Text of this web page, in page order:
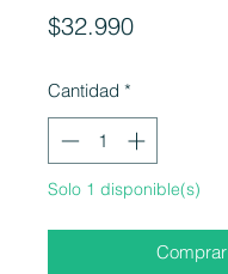
$32.990Precio
Cantidad *
Solo 1 disponible(s)
Comprar